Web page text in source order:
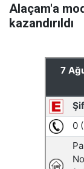
Alaçam'a
kazandırıldı